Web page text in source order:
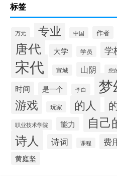
标签
万元 专业 中国 作者
唐代 大学 学员 学
宋代 宣城 山阴 您
时间 是一个 李白
游戏 玩家 的人
职业技术学院 能力 自己
诗人 诗词 课程 费
黄庭坚